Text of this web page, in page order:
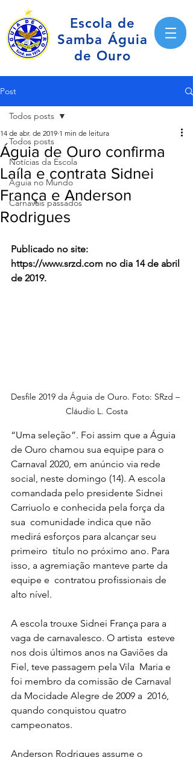
Escola de
Samba Águia
de Ouro
Post
Todos posts
Notícias da Escola
Águia no Mundo
Carnavais passados
Todos posts
Águia de Ouro confirma
Laíla e contrata Sidnei
França e Anderson
Rodrigues
14 de abr. de 2019 1 min de leitura
Publicado no site:
https://www.srzd.com no dia 14 de abril
de 2019.
Desfile 2019 da Águia de Ouro. Foto: SRzd –
Cláudio L. Costa
“Uma seleção”. Foi assim que a Águia
de Ouro chamou sua equipe para o
Carnaval 2020, em anúncio via rede
social, neste domingo (14). A escola
comandada pelo presidente Sidnei
Carriuolo e conhecida pela força da
sua  comunidade indica que não
medirá esforços para alcançar seu
primeiro  título no próximo ano. Para
isso, a agremiação manteve parte da
equipe e  contratou profissionais de
alto nível.
A escola trouxe Sidnei França para a
vaga de carnavalesco. O artista  esteve
nos dois últimos anos na Gaviões da
Fiel, teve passagem pela Vila  Maria e
foi membro da comissão de Carnaval
da Mocidade Alegre de 2009 a  2016,
quando conquistou quatro
campeonatos.
Anderson Rodrigues assume o